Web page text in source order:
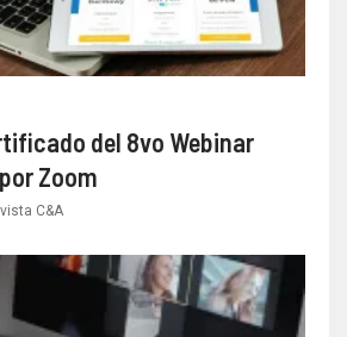
del 8vo Webinar
Zoom
C&A